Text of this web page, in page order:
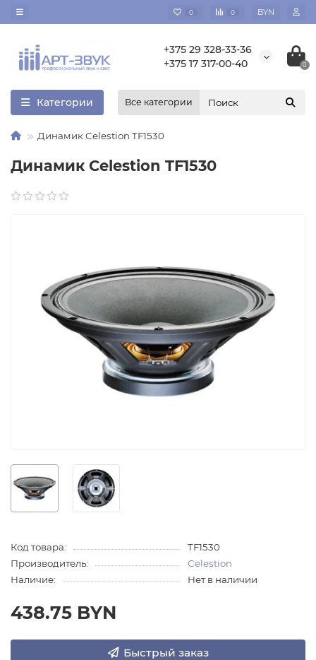
0 0 BYN
+375 29 328-33-36
+375 17 317-00-40
0
Категории Все категории
Динамик Celestion TF1530
Динамик Celestion TF1530
Код товара:
TF1530
Производитель:
Celestion
Наличие:
Нет в наличии
438.75 BYN
Быстрый заказ